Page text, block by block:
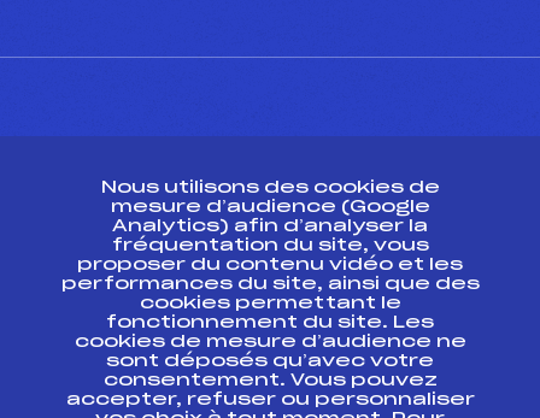
Ressources
Pass’Neige
Projet sportif fédéral
Projet de performance fédéral
Antidopage
Pôle Développement, Formation, Suivi
Scientifique
Nous utilisons des cookies de
mesure d’audience (Google
Analytics) afin d’analyser la
fréquentation du site, vous
proposer du contenu vidéo et les
performances du site, ainsi que des
cookies permettant le
fonctionnement du site. Les
cookies de mesure d’audience ne
sont déposés qu’avec votre
consentement. Vous pouvez
accepter, refuser ou personnaliser